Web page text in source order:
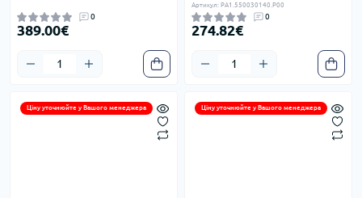
0
389.00€
Артикул: PA1.550030140.P00
0
274.82€
Ціну уточнюйте у Вашого менеджера Ціну уточнюйте у Вашого менеджера